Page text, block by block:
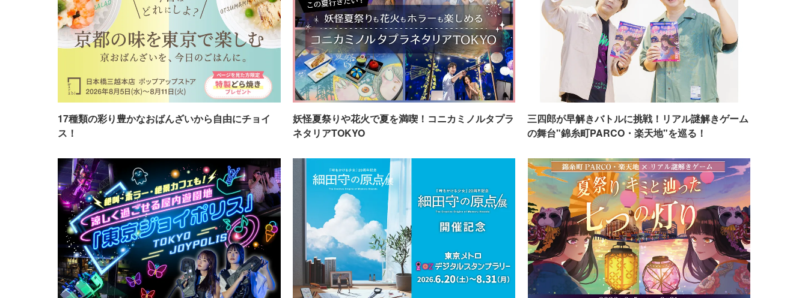
17種類の彩り豊かなおばんざいから自由にチョイ
ス！
妖怪夏祭りや花火で夏を満喫！コニカミノルタプラ
ネタリアTOKYO
三四郎が早解きバトルに挑戦！リアル謎解きゲーム
の舞台"錦糸町PARCO・楽天地"を巡る！